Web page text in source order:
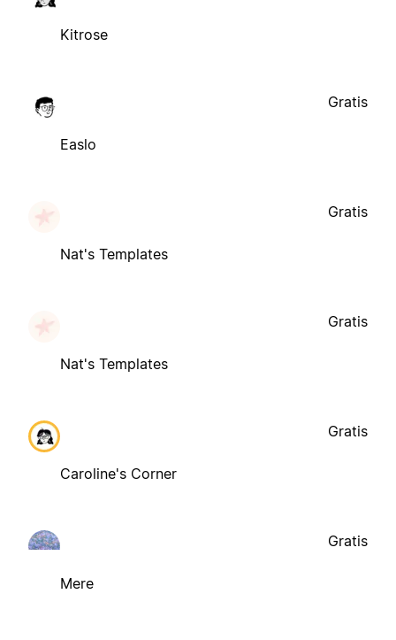
Kitrose
Easlo
Gratis
Nat's Templates
Gratis
Nat's Templates
Gratis
Caroline's Corner
Gratis
Mere
Gratis